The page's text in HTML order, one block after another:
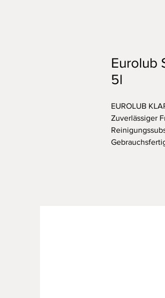
Eurolub
5l
EUROLUB
Zuverlässiger